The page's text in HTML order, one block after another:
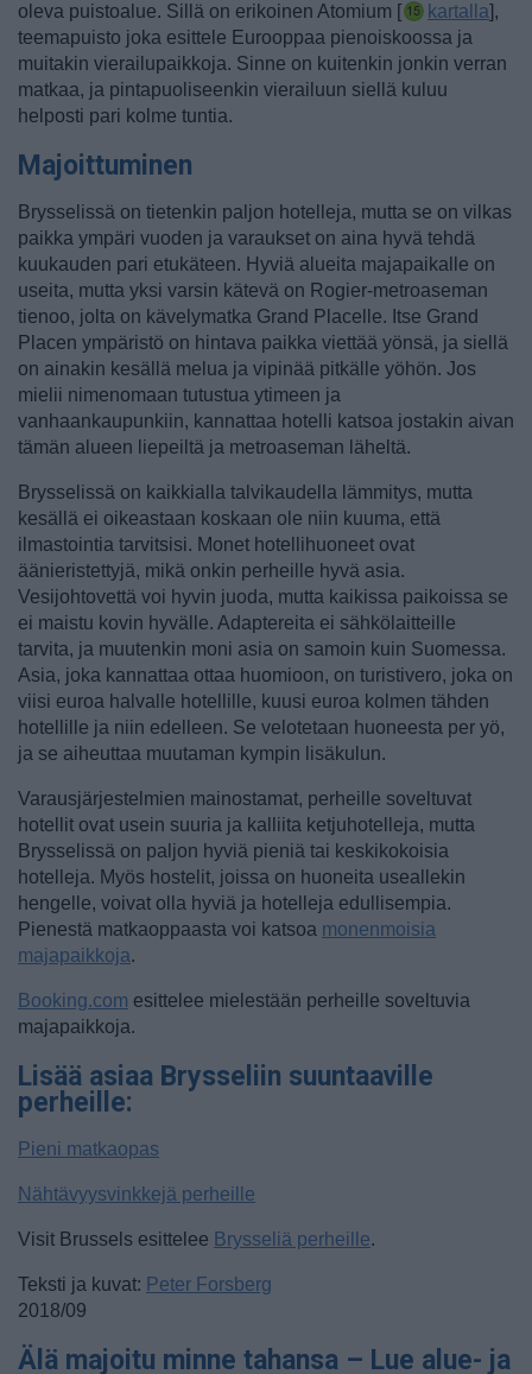
oleva puistoalue. Sillä on erikoinen Atomium [
kartalla],
teemapuisto joka esittele Eurooppaa pienoiskoossa ja
muitakin vierailupaikkoja. Sinne on kuitenkin jonkin verran
matkaa, ja pintapuoliseenkin vierailuun siellä kuluu
helposti pari kolme tuntia.
Majoittuminen
Brysselissä on tietenkin paljon hotelleja, mutta se on vilkas
paikka ympäri vuoden ja varaukset on aina hyvä tehdä
kuukauden pari etukäteen. Hyviä alueita majapaikalle on
useita, mutta yksi varsin kätevä on Rogier-metroaseman
tienoo, jolta on kävelymatka Grand Placelle. Itse Grand
Placen ympäristö on hintava paikka viettää yönsä, ja siellä
on ainakin kesällä melua ja vipinää pitkälle yöhön. Jos
mielii nimenomaan tutustua ytimeen ja
vanhaankaupunkiin, kannattaa hotelli katsoa jostakin aivan
tämän alueen liepeiltä ja metroaseman läheltä.
Brysselissä on kaikkialla talvikaudella lämmitys, mutta
kesällä ei oikeastaan koskaan ole niin kuuma, että
ilmastointia tarvitsisi. Monet hotellihuoneet ovat
äänieristettyjä, mikä onkin perheille hyvä asia.
Vesijohtovettä voi hyvin juoda, mutta kaikissa paikoissa se
ei maistu kovin hyvälle. Adaptereita ei sähkölaitteille
tarvita, ja muutenkin moni asia on samoin kuin Suomessa.
Asia, joka kannattaa ottaa huomioon, on turistivero, joka on
viisi euroa halvalle hotellille, kuusi euroa kolmen tähden
hotellille ja niin edelleen. Se velotetaan huoneesta per yö,
ja se aiheuttaa muutaman kympin lisäkulun.
Varausjärjestelmien mainostamat, perheille soveltuvat
hotellit ovat usein suuria ja kalliita ketjuhotelleja, mutta
Brysselissä on paljon hyviä pieniä tai keskikokoisia
hotelleja. Myös hostelit, joissa on huoneita useallekin
hengelle, voivat olla hyviä ja hotelleja edullisempia.
Pienestä matkaoppaasta voi katsoa monenmoisia
majapaikkoja.
Booking.com esittelee mielestään perheille soveltuvia
majapaikkoja.
Lisää asiaa Brysseliin suuntaaville
perheille:
Pieni matkaopas
Nähtävyysvinkkejä perheille
Visit Brussels esittelee Brysseliä perheille.
Teksti ja kuvat: Peter Forsberg
2018/09
Älä majoitu minne tahansa – Lue alue- ja